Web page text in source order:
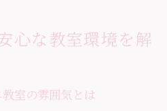
心な教室環境を解
室の雰囲気とは